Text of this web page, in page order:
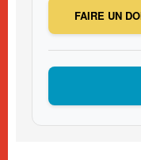
FAIRE UN